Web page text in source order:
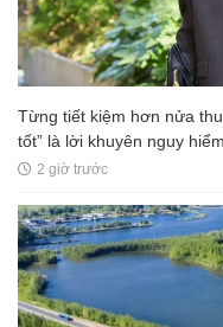
Từng tiết kiệm hơn nửa
tốt” là lời khuyên nguy hiểm
2 giờ trước